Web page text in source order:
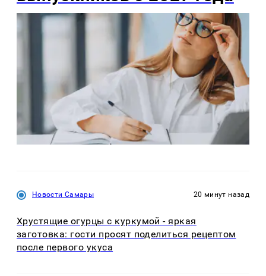
Новости Самары 20 минут назад
Хрустящие огурцы с куркумой - яркая
заготовка: гости просят поделиться рецептом
после первого укуса